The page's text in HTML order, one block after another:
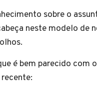
sobre o
neste modelo de
é bem parecido